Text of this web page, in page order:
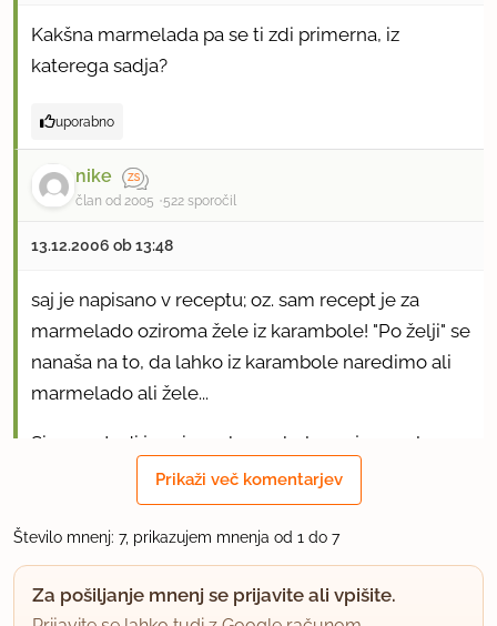
Kakšna marmelada pa se ti zdi primerna, iz
katerega sadja?
uporabno
nike
član od 2005 522 sporočil
13.12.2006 ob 13:48
saj je napisano v receptu; oz. sam recept je za
marmelado oziroma žele iz karambole! "Po želji" se
nanaša na to, da lahko iz karambole naredimo ali
marmelado ali žele...
Sicer pa tudi jaz nisem karambole prej poznala,
tukaj piše malo več o
http://www.rtvslo.si/zabava/modload.php?
&c_mod=rne
uporabno
Prikaži več komentarjev
Število mnenj: 7, prikazujem mnenja od 1 do 7
Za pošiljanje mnenj se prijavite ali vpišite.